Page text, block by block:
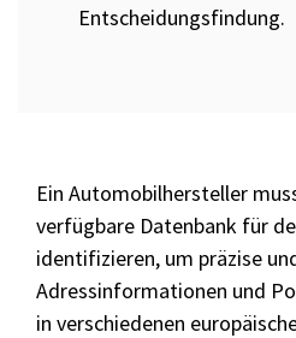
Entscheidungsfindung.
Ein Automobilhersteller
verfügbare Datenbank für
identifizieren, um präzise
Adressinformationen und
in verschiedenen